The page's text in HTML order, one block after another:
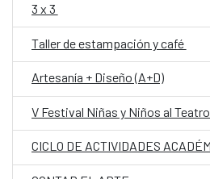
3 x 3
Taller de estampación y café
Artesanía + Diseño (A+D)
V Festival Niñas y Niños al Teatro